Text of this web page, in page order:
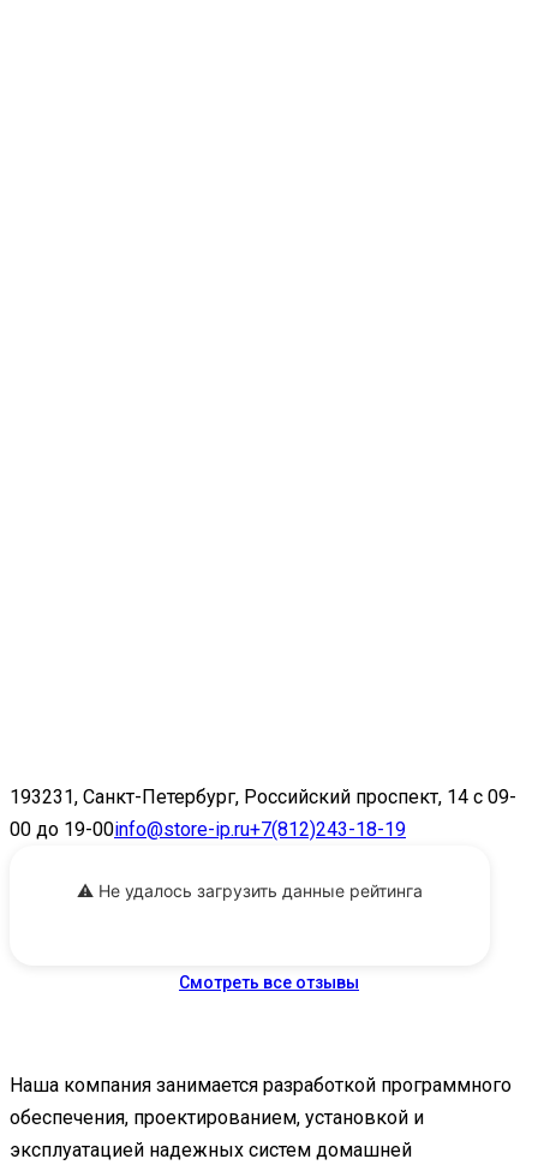
193231, Санкт-Петербург, Российский проспект, 14 с 09-
00 до 19-00info@store-ip.ru+7(812)243-18-19
⚠️ Не удалось загрузить данные рейтинга
Смотреть все отзывы
Наша компания занимается разработкой программного
обеспечения, проектированием, установкой и
эксплуатацией надежных систем домашней